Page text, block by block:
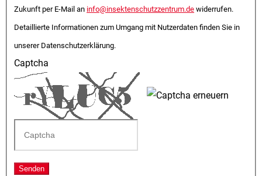
Zukunft per E-Mail an info@insektenschutzzentrum.de widerrufen.
Detaillierte Informationen zum Umgang mit Nutzerdaten finden Sie in
unserer Datenschutzerklärung.
Captcha